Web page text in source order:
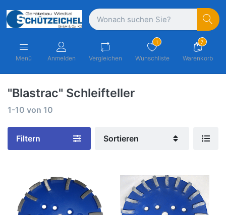
Menü Anmelden Vergleichen
1
Wunschliste
7
Warenkorb
"Blastrac" Schleifteller
1-10 von 10
Filtern Sortieren